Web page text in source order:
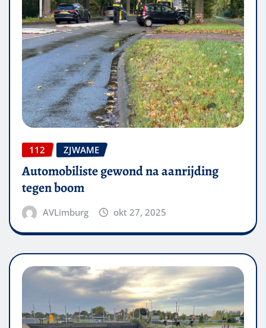
112 ZJWAME
Automobiliste gewond na aanrijding
tegen boom
AVLimburg okt 27, 2025